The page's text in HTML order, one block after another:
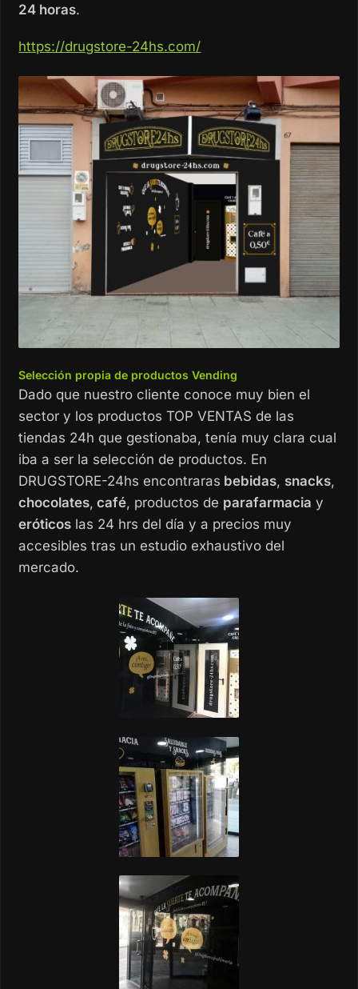
24 horas.
https://drugstore-24hs.com/
Selección propia de productos Vending
Dado que nuestro cliente conoce muy bien el
sector y los productos TOP VENTAS de las
tiendas 24h que gestionaba, tenía muy clara cual
iba a ser la selección de productos. En
DRUGSTORE-24hs encontraras bebidas, snacks,
chocolates, café, productos de parafarmacia y
eróticos las 24 hrs del día y a precios muy
accesibles tras un estudio exhaustivo del
mercado.